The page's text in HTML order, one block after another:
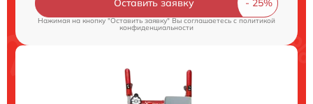
Оставить заявку
Нажимая на кнопку "Оставить заявку" Вы соглашаетесь cполитикой
конфиденциальности